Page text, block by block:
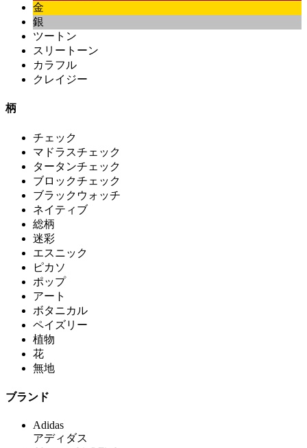
金
銀
ツートン
スリートーン
カラフル
クレイジー
柄
チェック
マドラスチェック
タータンチェック
ブロックチェック
ブラックウォッチ
ネイティブ
総柄
迷彩
エスニック
ピカソ
ポップ
アート
ボタニカル
ペイズリー
植物
花
無地
ブランド
Adidas
アディダス